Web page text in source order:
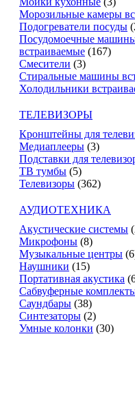
Морозильные камеры
Подогреватели посуды
Посудомоечные
встраиваемые (167)
Смесители (3)
Стиральные машины
Холодильники
ТЕЛЕВИЗОРЫ
Кронштейны для
Медиаплееры (3)
Подставки для
ТВ тумбы (5)
Телевизоры (362)
АУДИОТЕХНИКА
Акустические системы
Микрофоны (8)
Музыкальные центры
Наушники (15)
Портативная акустика
Сабвуферные
Саундбары (38)
Синтезаторы (2)
Умные колонки (30)